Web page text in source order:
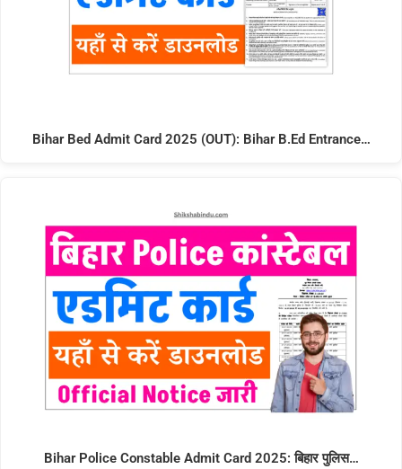
Bihar Bed Admit Card 2025 (OUT): Bihar B.Ed Entrance…
Bihar Police Constable Admit Card 2025: बिहार पुलिस…